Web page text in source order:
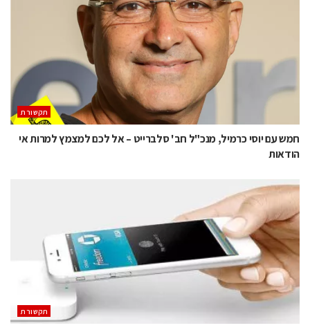
תקשורת
חמש עם יוסי כרמיל, מנכ"ל חב' סלברייט – אל לכם למצמץ למרות אי
הודאות
תקשורת